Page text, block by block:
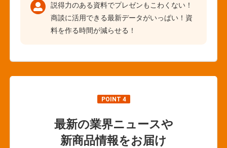
説得力のある資料でプレゼンもこわくない！
商談に活用できる最新データがいっぱい！資
料を作る時間が減らせる！
POINT 4
最新の業界ニュースや
新商品情報をお届け